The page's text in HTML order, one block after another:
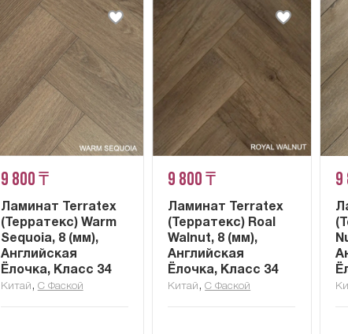
9 800 ₸
Ламинат Terratex
(Терратекс) Warm
Sequoia, 8 (мм),
Английская
Ёлочка, Класс 34
Китай , С Фаской
9 800 ₸
Ламинат Terratex
(Терратекс) Roal
Walnut, 8 (мм),
Английская
Ёлочка, Класс 34
Китай ,С Фаской
9